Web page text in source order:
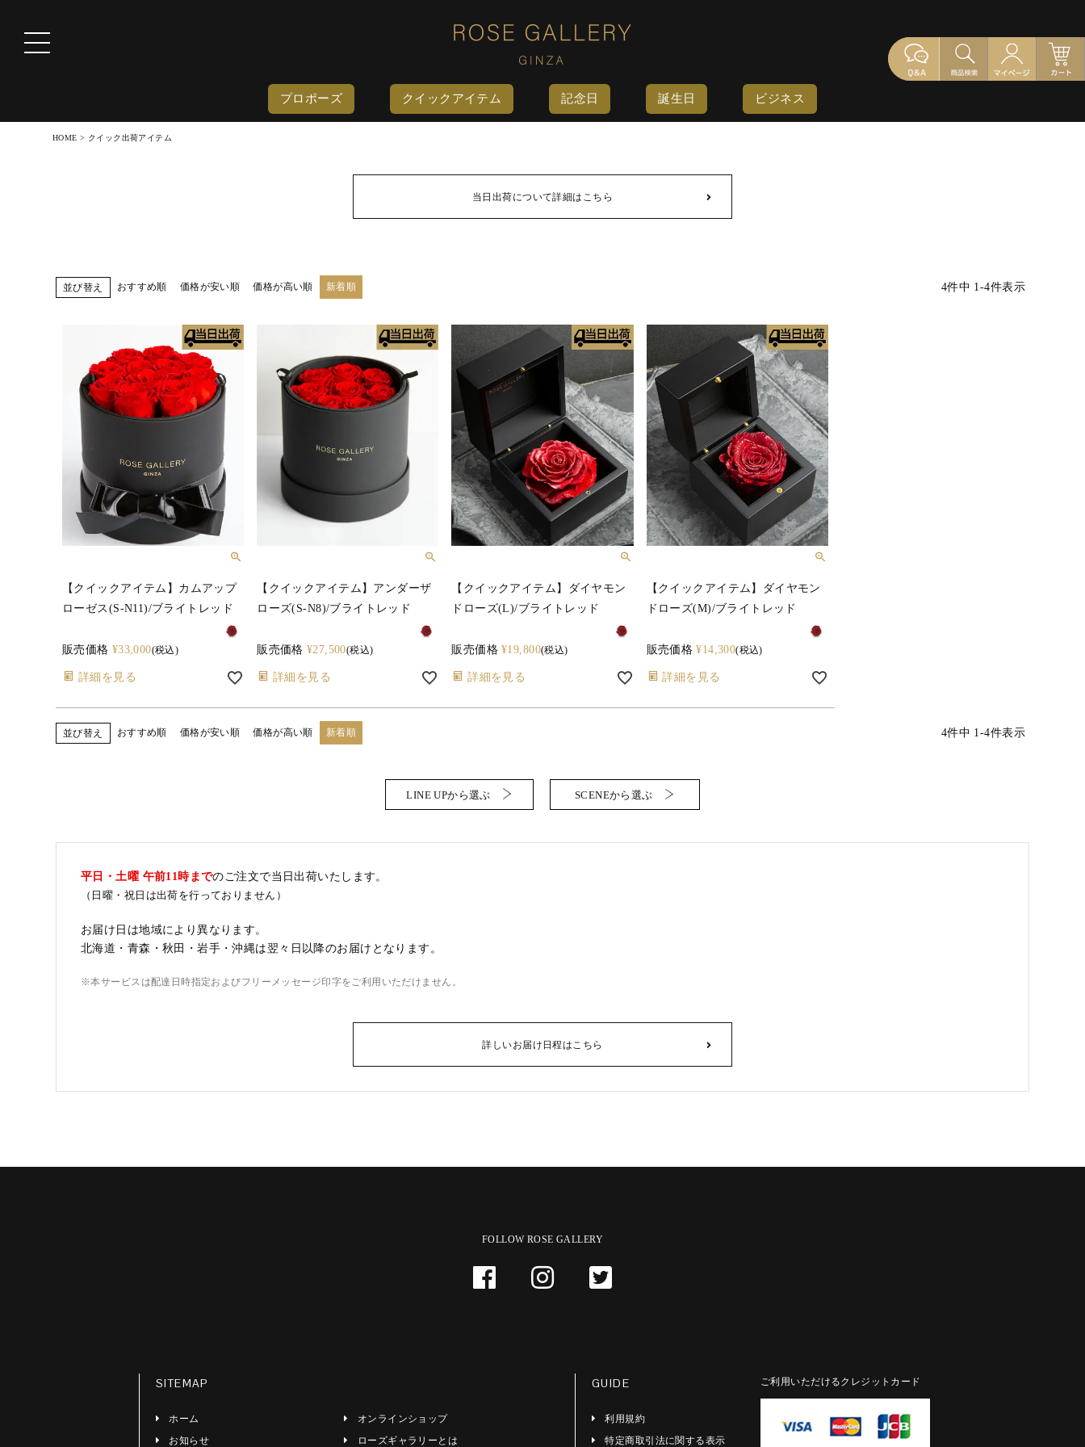
プロポーズ クイックアイテム 記念日 誕生日 ビジネス
HOME クイック出荷アイテム
当日出荷について詳細はこちら
並び替え おすすめ順 価格が安い順 価格が高い順 新着順 4件中 1-4件表示
【クイックアイテム】カムアップ
ローゼス(S-N11)/ブライトレッド
販売価格 ¥33,000 税込
詳細を見る
【クイックアイテム】アンダーザ
ローズ(S-N8)/ブライトレッド
販売価格 ¥27,500 税込
詳細を見る
【クイックアイテム】ダイヤモン
ドローズ(L)/ブライトレッド
販売価格 ¥19,800 税込
詳細を見る
【クイックアイテム】ダイヤモン
ドローズ(M)/ブライトレッド
販売価格 ¥14,300 税込
詳細を見る
並び替え おすすめ順 価格が安い順 価格が高い順 新着順 4件中 1-4件表示
LINE UPから選ぶ SCENEから選ぶ
平日・土曜 午前11時までのご注文で当日出荷いたします。
（日曜・祝日は出荷を行っておりません）
お届け日は地域により異なります。
北海道・青森・秋田・岩手・沖縄は翌々日以降のお届けとなります。
※本サービスは配達日時指定およびフリーメッセージ印字をご利用いただけません。
詳しいお届け日程はこちら
FOLLOW ROSE GALLERY
SITEMAP
ホーム
オンラインショップ
お知らせ
ローズギャラリーとは
GUIDE
利用規約
特定商取引法に関する表示
ご利用いただけるクレジットカード